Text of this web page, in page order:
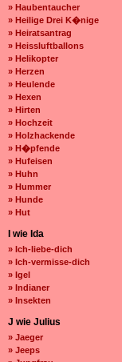
» Haubentaucher
» Heilige Drei K�nige
» Heiratsantrag
» Heissluftballons
» Helikopter
» Herzen
» Heulende
» Hexen
» Hirten
» Hochzeit
» Holzhackende
» H�pfende
» Hufeisen
» Huhn
» Hummer
» Hunde
» Hut
I wie Ida
» Ich-liebe-dich
» Ich-vermisse-dich
» Igel
» Indianer
» Insekten
J wie Julius
» Jaeger
» Jeeps